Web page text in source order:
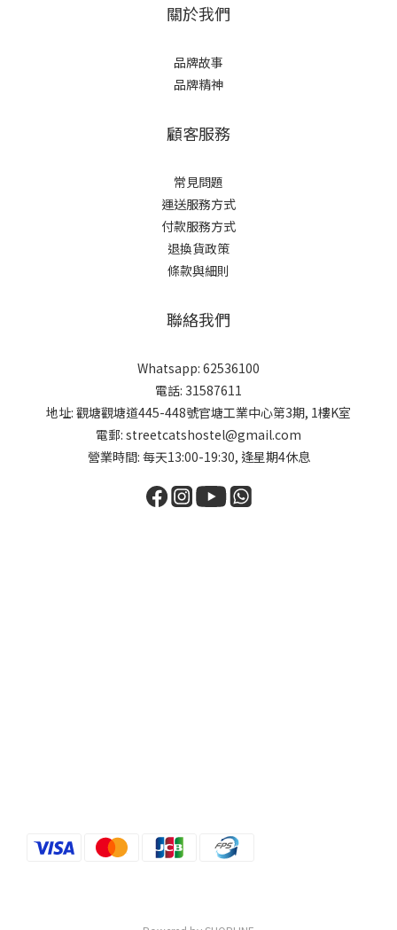
關於我們
品牌故事
品牌精神
顧客服務
常見問題
運送服務方式
付款服務方式
退換貨政策
條款與細則
聯絡我們
Whatsapp: 62536100
電話: 31587611
地址: 觀塘觀塘道445-448號官塘工業中心第3期, 1樓K室
電郵: streetcatshostel@gmail.com
營業時間: 每天13:00-19:30, 逢星期4休息